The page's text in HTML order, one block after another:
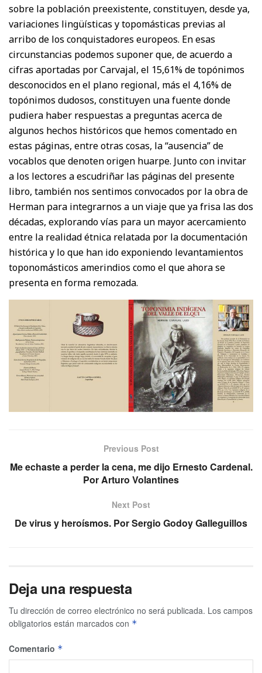
sobre la población preexistente, constituyen, desde ya,
variaciones lingüísticas y topomásticas previas al
arribo de los conquistadores europeos. En esas
circunstancias podemos suponer que, de acuerdo a
cifras aportadas por Carvajal, el 15,61% de topónimos
desconocidos en el plano regional, más el 4,16% de
topónimos dudosos, constituyen una fuente donde
pudiera haber respuestas a preguntas acerca de
algunos hechos históricos que hemos comentado en
estas páginas, entre otras cosas, la “ausencia” de
vocablos que denoten origen huarpe. Junto con invitar
a los lectores a escudriñar las páginas del presente
libro, también nos sentimos convocados por la obra de
Herman para integrarnos a un viaje que ya frisa las dos
décadas, explorando vías para un mayor acercamiento
entre la realidad étnica relatada por la documentación
histórica y lo que han ido exponiendo levantamientos
toponomásticos amerindios como el que ahora se
presenta en forma remozada.
Previous Post
Me echaste a perder la cena, me dijo Ernesto Cardenal.
Por Arturo Volantines
Next Post
De virus y heroísmos. Por Sergio Godoy Galleguillos
Deja una respuesta
Tu dirección de correo electrónico no será publicada. Los campos
obligatorios están marcados con *
Comentario *